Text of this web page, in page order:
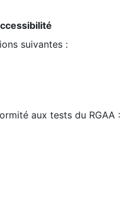
suivantes :
aux tests du RGAA :